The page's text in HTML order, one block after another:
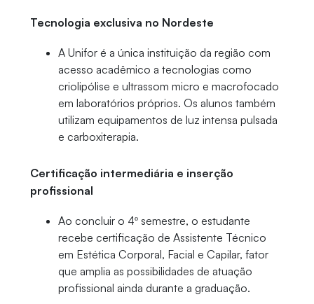
Tecnologia exclusiva no Nordeste
A Unifor é a única instituição da região com
acesso acadêmico a tecnologias como
criolipólise e ultrassom micro e macrofocado
em laboratórios próprios. Os alunos também
utilizam equipamentos de luz intensa pulsada
e carboxiterapia.
Certificação intermediária e inserção
profissional
Ao concluir o 4º semestre, o estudante
recebe certificação de Assistente Técnico
em Estética Corporal, Facial e Capilar, fator
que amplia as possibilidades de atuação
profissional ainda durante a graduação.